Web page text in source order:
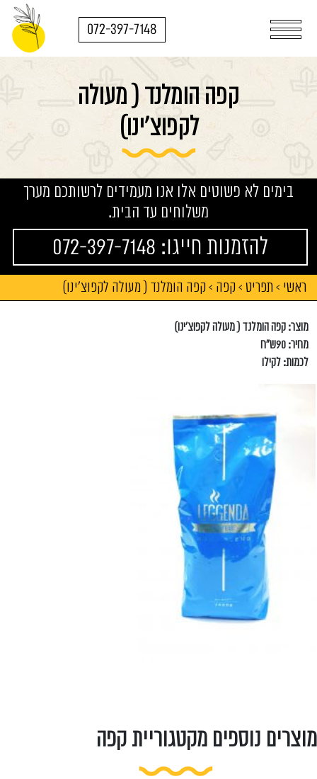
072-397-7148
קפה הומלנד ( מעולה
לקפוצ'ינו)
בימים לא פשוטים אלו אנו מעמידים לרשותכם מערך
משלוחים עד הבית.
להזמנות חייגו: 072-397-7148
ראשי > תפריט > קפה > קפה הומלנד ( מעולה לקפוצ'ינו)
מוצר: קפה הומלנד ( מעולה לקפוצ'ינו)
מחיר: 90ש"ח
לכמות: לקילו
מוצרים נוספים מקטגוריית קפה